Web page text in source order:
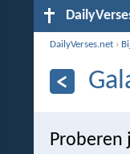
DailyVerses.net ›
Proberen